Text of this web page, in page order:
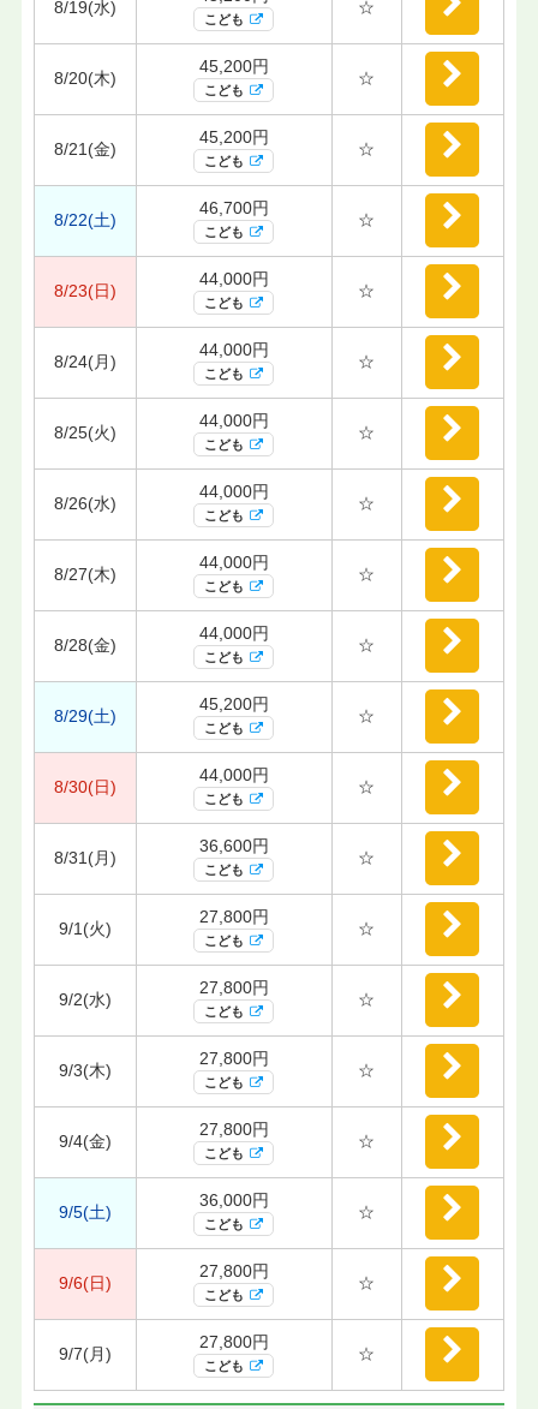
8/19(水)
こども
☆
8/20(木)
45,200円
こども
☆
8/21(金)
45,200円
こども
☆
8/22(土)
46,700円
こども
☆
8/23(日)
44,000円
こども
☆
8/24(月)
44,000円
こども
☆
8/25(火)
44,000円
こども
☆
8/26(水)
44,000円
こども
☆
8/27(木)
44,000円
こども
☆
8/28(金)
44,000円
こども
☆
8/29(土)
45,200円
こども
☆
8/30(日)
44,000円
こども
☆
8/31(月)
36,600円
こども
☆
9/1(火)
27,800円
こども
☆
9/2(水)
27,800円
こども
☆
9/3(木)
27,800円
こども
☆
9/4(金)
27,800円
こども
☆
9/5(土)
36,000円
こども
☆
9/6(日)
27,800円
こども
☆
9/7(月)
27,800円
こども
☆